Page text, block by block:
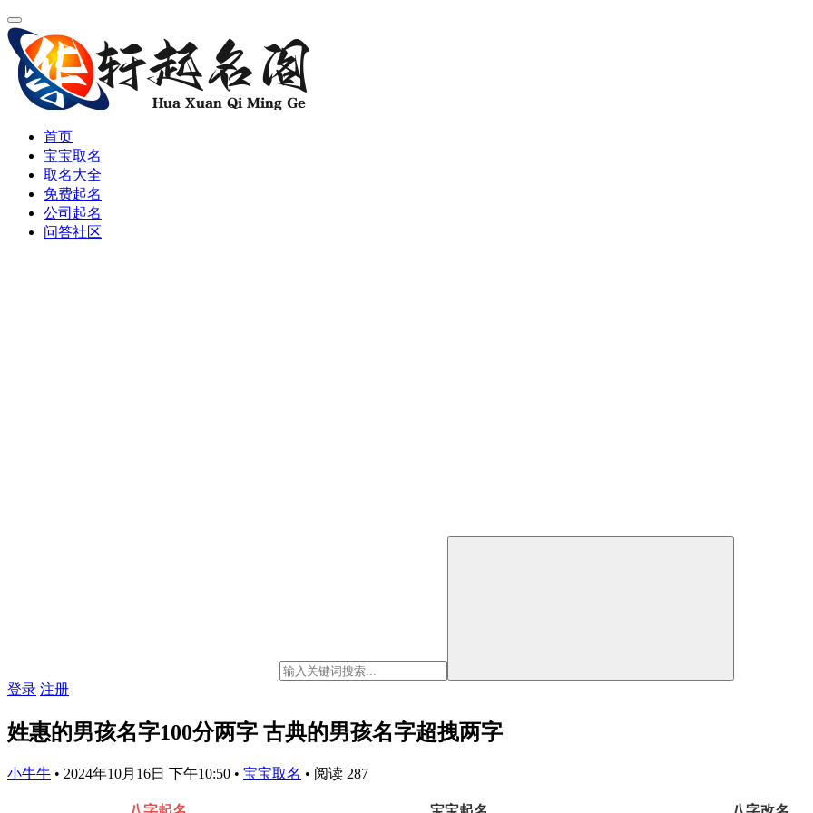
首页
宝宝取名
取名大全
免费起名
公司起名
问答社区
登录 注册
姓惠的男孩名字100分两字 古典的男孩名字超拽两字
小牛牛 • 2024年10月16日 下午10:50 • 宝宝取名 • 阅读 287